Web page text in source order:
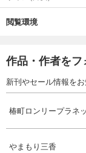
閲覧環境
作品・作者をフ
新刊やセール情報をお
椿町ロンリープラネ
やまもり三香